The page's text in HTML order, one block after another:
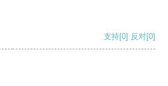
支持[0] 反对[0]